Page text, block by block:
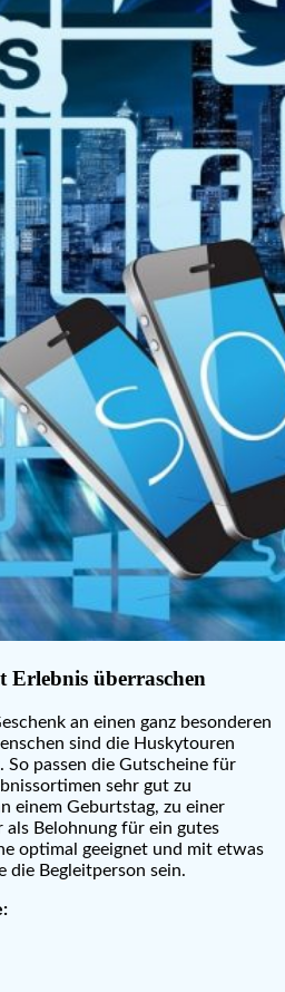
Erlebnis überraschen
an einen ganz besonderen
sind die Huskytouren
So passen die Gutscheine für
sehr gut zu
einem Geburtstag, zu einer
als Belohnung für ein gutes
optimal geeignet und mit etwas
die Begleitperson sein.